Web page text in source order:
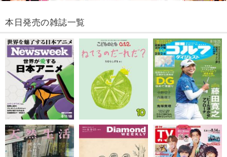
本日発売の雑誌一覧